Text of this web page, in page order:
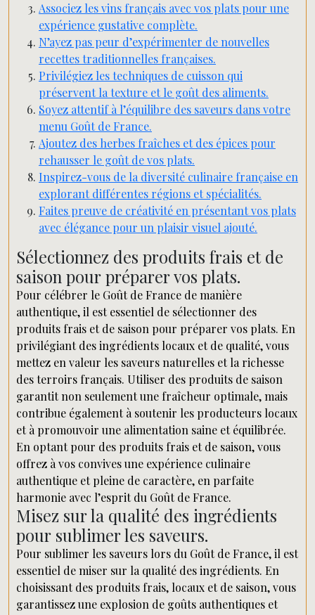
Associez les vins français avec vos plats pour une
expérience gustative complète.
N’ayez pas peur d’expérimenter de nouvelles
recettes traditionnelles françaises.
Privilégiez les techniques de cuisson qui
préservent la texture et le goût des aliments.
Soyez attentif à l’équilibre des saveurs dans votre
menu Goût de France.
Ajoutez des herbes fraîches et des épices pour
rehausser le goût de vos plats.
Inspirez-vous de la diversité culinaire française en
explorant différentes régions et spécialités.
Faites preuve de créativité en présentant vos plats
avec élégance pour un plaisir visuel ajouté.
Sélectionnez des produits frais et de
saison pour préparer vos plats.
Pour célébrer le Goût de France de manière
authentique, il est essentiel de sélectionner des
produits frais et de saison pour préparer vos plats. En
privilégiant des ingrédients locaux et de qualité, vous
mettez en valeur les saveurs naturelles et la richesse
des terroirs français. Utiliser des produits de saison
garantit non seulement une fraîcheur optimale, mais
contribue également à soutenir les producteurs locaux
et à promouvoir une alimentation saine et équilibrée.
En optant pour des produits frais et de saison, vous
offrez à vos convives une expérience culinaire
authentique et pleine de caractère, en parfaite
harmonie avec l’esprit du Goût de France.
Misez sur la qualité des ingrédients
pour sublimer les saveurs.
Pour sublimer les saveurs lors du Goût de France, il est
essentiel de miser sur la qualité des ingrédients. En
choisissant des produits frais, locaux et de saison, vous
garantissez une explosion de goûts authentiques et